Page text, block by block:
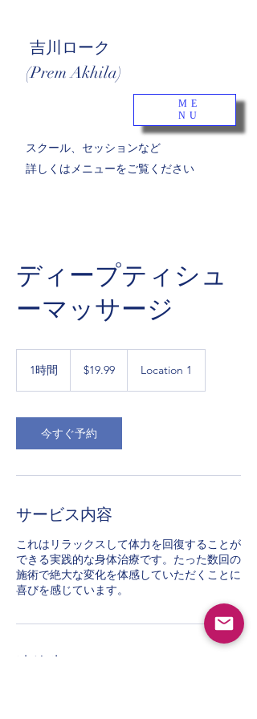
吉川ローク
(Prem Akhila)
ME
NU
​スクール、セッションなど
詳しくはメニューをご覧ください
ディープティシュ
ーマッサージ
1時間 $19.99 Location 1
今すぐ予約
サービス内容
これはリラックスして体力を回復することが
できる実践的な身体治療です。たった数回の
施術で絶大な変化を体感していただくことに
喜びを感じています。
連絡先